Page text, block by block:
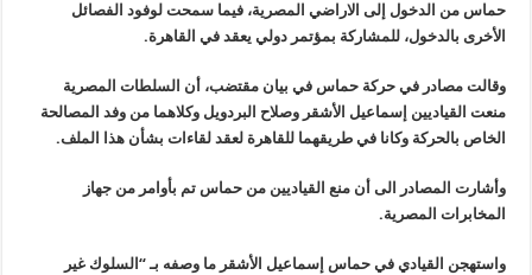
حماس من الدخول إلى الاراضي المصرية، فيما سمحت لوفود الفصائل
الأخرى بالدخول، للمشاركة بمؤتمر دولي يعقد في القاهرة.
وقالت مصادر في حركة حماس في بيان مقتضب، أن السلطات المصرية
منعت القياديين إسماعيل الأشقر وصلاح البردويل وكلاهما من وفد المصالحة
الخاص بالحركة وكانا في طريقهما للقاهرة لعقد لقاءات بشأن هذا الملف.
وأشارت المصادر الى أن منع القياديين من حماس تم بأوامر من جهاز
المخابرات المصرية.
واستهجن القيادي في حماس إسماعيل الأشقر ما وصفه بـ “السلوك غير